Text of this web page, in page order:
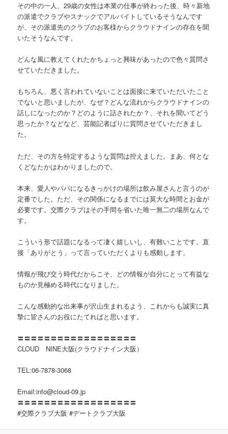
その中の一人、29歳の女性は本業の仕事が終わった後、時々新地
の派遣でクラブやスナックでアルバイトしているそうなんです
が、その派遣先のクラブのお客様からクラウドナインの存在を聞
いたそうなんです。
どんな風に教えてくれたかちょっと興味があったので色々質問さ
せていただきました。
もちろん、悪く言われていないことは面接に来ていただいたこと
でないと思いましたが、なぜ？どんな流れからクラウドナインの
話しになったのか？どのように話されたか？、それを聞いてどう
思ったか？などなど、芸能記者ばりに質問させていただきまし
た。
ただ、その方を特定するような質問は控えました。まあ、何とな
くどなたかはわかりましたので。
本来、愛人やパパになるきっかけの場所は飲み屋さんと言うのが
定番でした。ただ、その関係になるまでには莫大な時間とお金が
必要です。交際クラブはその手間を省いた唯一無二の場所なんで
す。
こういう形で話題になるって凄く嬉しいし、有難いことです。直
接「ありがとう」って言っていただくよりも感動します。
情報が飛び交う時代だからこそ、どの情報が自分にとって有益な
ものか見極める時代になりました。
こんな感動的な出来事が沢山生まれるよう、これからも誠実に真
摯に皆さんのお役にたてればと思います。
〓〓〓〓〓〓〓〓〓〓〓〓〓〓〓〓〓〓
CLOUD NINE大阪(クラウドナイン大阪）
TEL:06-7878-3068
Email:info@cloud-09.jp
〓〓〓〓〓〓〓〓〓〓〓〓〓〓〓〓〓〓
#交際クラブ大阪 #デートクラブ大阪